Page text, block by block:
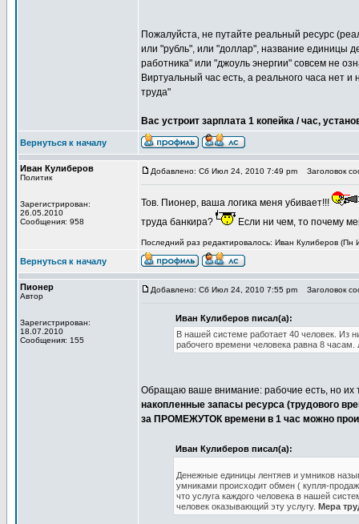
Пожалуйста, не путайте реальный ресурс
или "рубль", или "доллар", название единицы
работника" или "джоуль энергии" совсем не
Виртуальный час есть, а реального часа нет
труда"
Вас устроит зарплата 1 копейка / час,
Вернуться к началу
Иван Кулиберов
Политик
Зарегистрирован:
26.05.2010
Сообщения: 958
Добавлено: Сб Июл 24, 2010 7:49 pm Заголовок
Тов. Пионер, ваша логика меня убивает!!!
труда банкира?
Если ни чем, то почему
Последний раз редактировалось: Иван Кулиберов (Пн
Вернуться к началу
Пионер
Автор
Зарегистрирован:
18.07.2010
Сообщения: 155
Добавлено: Сб Июл 24, 2010 7:55 pm Заголовок
Иван Кулиберов писал(а):
В нашей системе работает 40 человек. Из
рабочего времени человека равна 8
Обращаю ваше внимание: рабочие есть, но их
накопленные запасы ресурса (трудового
за ПРОМЕЖУТОК времени в 1 час можно
Иван Кулиберов писал(а):
Денежные единицы лентяев и умников
умниками происходит обмен ( купля-
что услуга каждого человека в нашей
человек оказывающий эту услугу. Мера